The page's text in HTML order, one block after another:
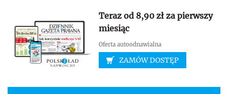
Teraz od 8,90 zł za pierwszy
miesiąc
Oferta autoodnawialna
ZAMÓW DOSTĘP